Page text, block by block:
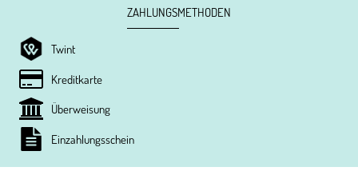
ZAHLUNGSMETHODEN
Twint
Kreditkarte
Überweisung
Einzahlungsschein